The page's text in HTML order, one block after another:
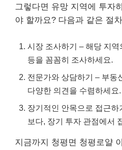
그렇다면 유망 지역에 투자
야 할까요? 다음과 같은 절
시장 조사하기 – 해당 지
등을 꼼꼼히 조사하세요.
전문가와 상담하기 – 부동
다양한 의견을 수렴하세요.
장기적인 안목으로 접근하
보다, 장기 투자 관점에서
지금까지 청평면 청평로얄